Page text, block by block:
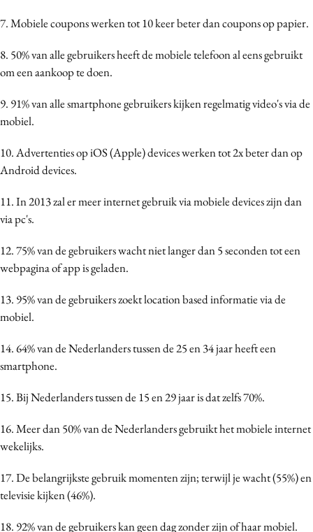
Reputatie & crisis
7. Mobiele coupons werken tot 10 keer beter dan coupons op papier.
8. 50% van alle gebruikers heeft de mobiele telefoon al eens gebruikt
om een aankoop te doen.
9. 91% van alle smartphone gebruikers kijken regelmatig video's via de
mobiel.
10. Advertenties op iOS (Apple) devices werken tot 2x beter dan op
Android devices.
11. In 2013 zal er meer internet gebruik via mobiele devices zijn dan
via pc's.
12. 75% van de gebruikers wacht niet langer dan 5 seconden tot een
webpagina of app is geladen.
13. 95% van de gebruikers zoekt location based informatie via de
mobiel.
14. 64% van de Nederlanders tussen de 25 en 34 jaar heeft een
smartphone.
15. Bij Nederlanders tussen de 15 en 29 jaar is dat zelfs 70%.
16. Meer dan 50% van de Nederlanders gebruikt het mobiele internet
wekelijks.
17. De belangrijkste gebruik momenten zijn; terwijl je wacht (55%) en
televisie kijken (46%).
18. 92% van de gebruikers kan geen dag zonder zijn of haar mobiel.